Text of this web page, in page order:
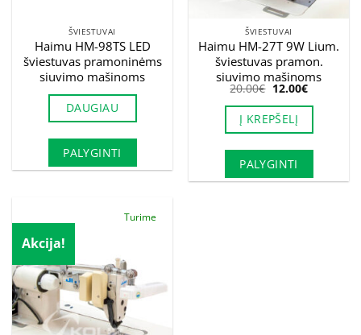
ŠVIESTUVAI
Haimu HM-98TS LED
šviestuvas pramoninėms
siuvimo mašinoms
DAUGIAU
PALYGINTI
ŠVIESTUVAI
Haimu HM-27T 9W Lium.
šviestuvas pramon.
siuvimo mašinoms
20.00€ Original
price
was:
20.00€.
12.00€Current
price
is:
Į KREPŠELĮ
PALYGINTI
Akcija!
Turime